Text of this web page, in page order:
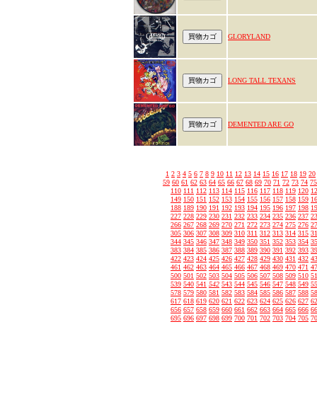
GLORYLAND
LONG TALL TEXANS
DEMENTED ARE GO
1 2 3 4 5 6 7 8 9 10 11 12 13 14 15 16 17 18 19 20
59 60 61 62 63 64 65 66 67 68 69 70 71 72 73 74 75
110 111 112 113 114 115 116 117 118 119 120
149 150 151 152 153 154 155 156 157 158 159
188 189 190 191 192 193 194 195 196 197 198
227 228 229 230 231 232 233 234 235 236 237
266 267 268 269 270 271 272 273 274 275 276
305 306 307 308 309 310 311 312 313 314 315
344 345 346 347 348 349 350 351 352 353 354
383 384 385 386 387 388 389 390 391 392 393
422 423 424 425 426 427 428 429 430 431 432
461 462 463 464 465 466 467 468 469 470 471
500 501 502 503 504 505 506 507 508 509 510
539 540 541 542 543 544 545 546 547 548 549
578 579 580 581 582 583 584 585 586 587 588
617 618 619 620 621 622 623 624 625 626 627
656 657 658 659 660 661 662 663 664 665 666
695 696 697 698 699 700 701 702 703 704 705